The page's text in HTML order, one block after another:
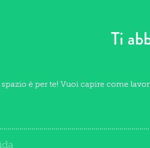
Ti
è per te! Vuoi capire come